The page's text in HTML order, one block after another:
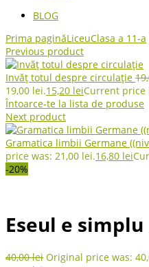
BLOG
Prima paginăLiceuClasa a 11-a
Previous product
Invăț totul despre circulație
19,00 lei.15,20 leiCurrent price
Întoarce-te la lista de produse
Next product
Gramatica limbii Germane
price was: 21,00 lei.16,80 lei
-20%
Eseul e simplu
40,00lei Original price was: